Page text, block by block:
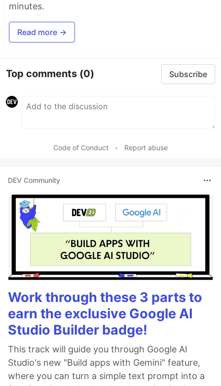
minutes.
Read more →
Top comments (0) Subscribe
Code of Conduct • Report abuse
DEV Community
Work through these 3 parts to
earn the exclusive Google AI
Studio Builder badge!
This track will guide you through Google AI
Studio's new "Build apps with Gemini" feature,
where you can turn a simple text prompt into a